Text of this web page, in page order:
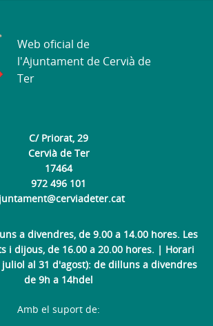
C/ Priorat, 29
Cervià de Ter
17464
972 496 101
a divendres, de 9.00 a 14.00 hores. Les
i dijous, de 16.00 a 20.00 hores. | Horari
al 31 d'agost): de dilluns a divendres
de 9h a 14hdel
Web oficial de
l'Ajuntament de Cervià de
Ter
Amb el suport de: